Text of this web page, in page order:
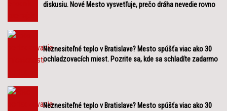
diskusiu. Nové Mesto vysvetľuje, prečo dráha nevedie rovno
Neznesiteľné teplo v Bratislave? Mesto spúšťa viac ako 30
ochladzovacích miest. Pozrite sa, kde sa schladíte zadarmo
Neznesiteľné teplo v Bratislave? Mesto spúšťa viac ako 30